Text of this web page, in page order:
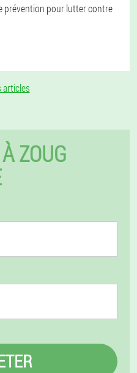
prévention pour lutter contre
articles
ZOUG